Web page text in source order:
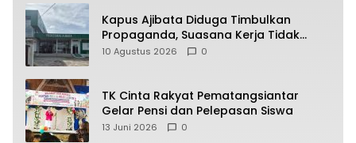
Kapus Ajibata Diduga Timbulkan
Propaganda, Suasana Kerja Tidak
Harmonis
10 Agustus 2026 0
TK Cinta Rakyat Pematangsiantar
Gelar Pensi dan Pelepasan Siswa
13 Juni 2026 0